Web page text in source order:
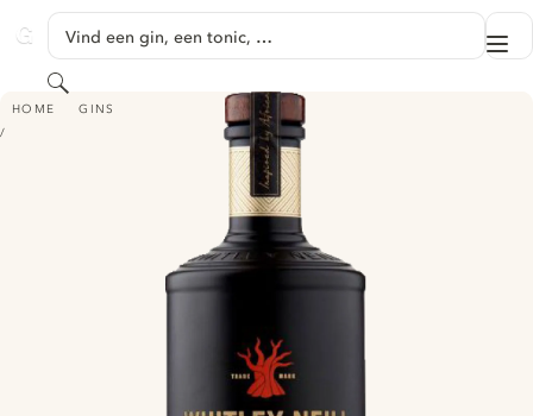
GINVENTORY
Vind een gin, een tonic, …
Zoeken
HOME GINS
WHITLEY NEILL ORIGINAL GIN